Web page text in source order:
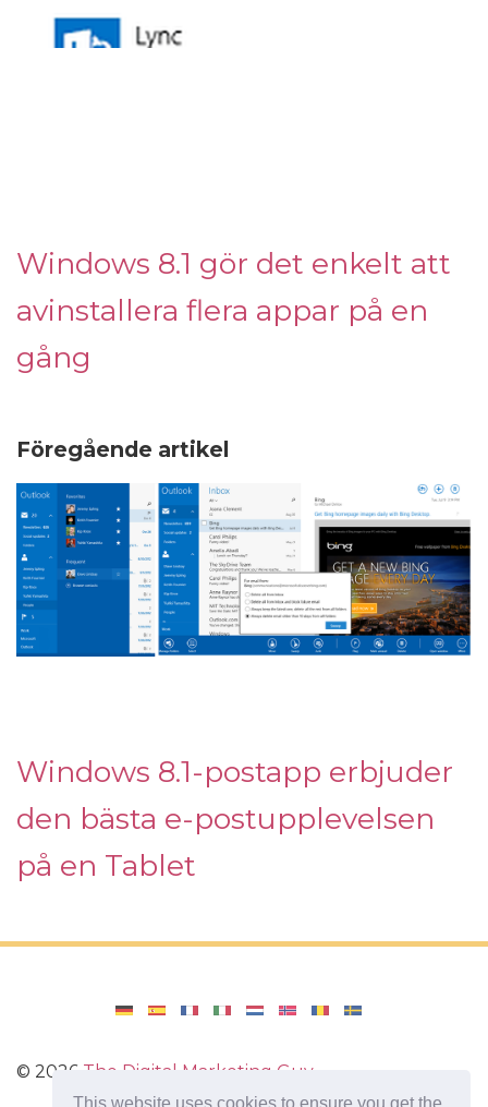
This website uses cookies to ensure you get the
Windows 8.1 gör det enkelt att
avinstallera flera appar på en
gång
Föregående artikel
Windows 8.1-postapp erbjuder
den bästa e-postupplevelsen
på en Tablet
© 2026 The Digital Marketing Guy